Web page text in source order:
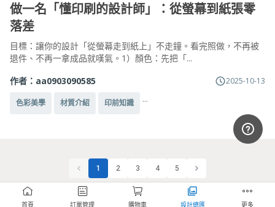
做一名「懂印刷的設計師」：從螢幕到紙張零
落差
目標：讓你的設計「從螢幕走到紙上」不走鐘。看完照做，不再被
退件、不再一拿成品就嘆氣。1）顏色：先把「...
作者： aa0903090585 2025-10-13
色彩美學 材質介紹 印前知識 ...
1 2 3 4 5
首頁 訂單管理 購物車 設計總匯 更多